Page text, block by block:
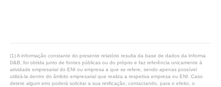
(1) A informação constante do presente relatório resulta da base de dados da Informa
D&B, foi obtida junto de fontes públicas ou do próprio e faz referência unicamente à
atividade empresarial do ENI ou empresa a que se refere, sendo apenas possível
utilizá-la dentro do âmbito empresarial que realiza a respetiva empresa ou ENI. Caso
detete algum erro poderá solicitar a sua retificação, contactando, para o efeito, o